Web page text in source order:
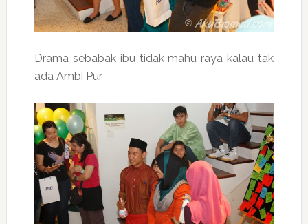
Drama sebabak ibu tidak mahu raya kalau tak
ada Ambi Pur